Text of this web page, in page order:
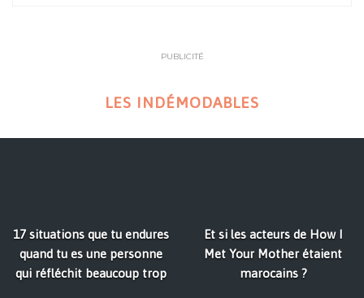
PUBLICITÉ
LES INDÉMODABLES
17 situations que tu endures
quand tu es une personne
qui réfléchit beaucoup trop
Et si les acteurs de How I
Met Your Mother étaient
marocains ?